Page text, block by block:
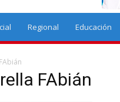
Regional Educación
FAbián